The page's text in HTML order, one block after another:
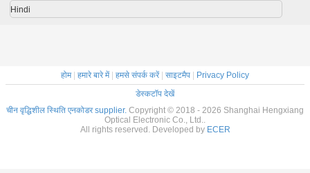
Hindi
होम| हमारे बारे में| हमसे संपर्क करें| साइटमैप
Privacy Policy
डेस्कटॉप देखें
चीन वृद्धिशील स्थिति एनकोडर supplier. Copyright © 2018 - 2026 Shanghai Hengxiang
Optical Electronic Co., Ltd..
All rights reserved. Developed by ECER